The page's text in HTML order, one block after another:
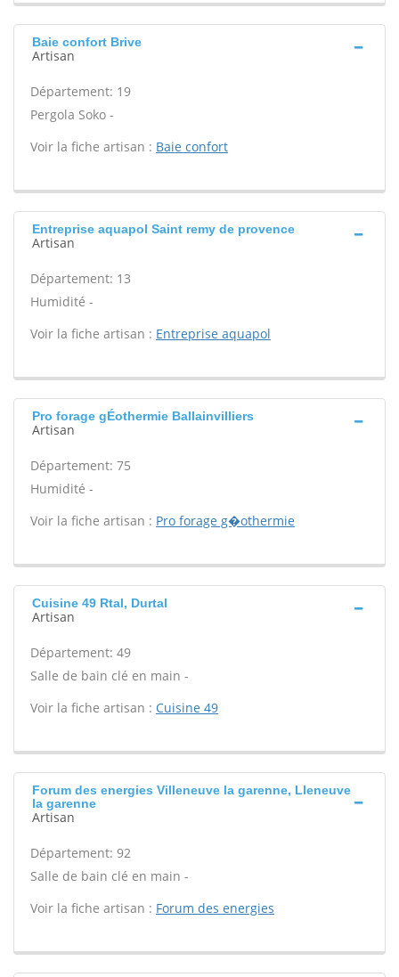
Baie confort Brive
Artisan
Département: 19
Pergola Soko -
Voir la fiche artisan : Baie confort
Entreprise aquapol Saint remy de provence
Artisan
Département: 13
Humidité -
Voir la fiche artisan : Entreprise aquapol
Pro forage gÉothermie Ballainvilliers
Artisan
Département: 75
Humidité -
Voir la fiche artisan : Pro forage g�othermie
Cuisine 49 Rtal, Durtal
Artisan
Département: 49
Salle de bain clé en main -
Voir la fiche artisan : Cuisine 49
Forum des energies Villeneuve la garenne, Lleneuve
la garenne
Artisan
Département: 92
Salle de bain clé en main -
Voir la fiche artisan : Forum des energies